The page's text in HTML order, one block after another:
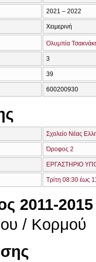
2021 – 2022
Χειμερινή
Ολυμπία
3
39
600200930
Σχολείο Νέας
Όροφος 2
ΕΡΓΑΣΤΗΡΙΟ
Τρίτη 08:30 έως
2011-2015
/ Κορμού